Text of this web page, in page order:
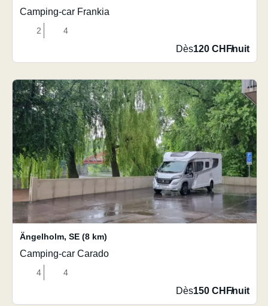
Camping-car Frankia
2 4
Dès120 CHF/nuit
Ängelholm, SE (8 km)
Camping-car Carado
4 4
Dès150 CHF/nuit